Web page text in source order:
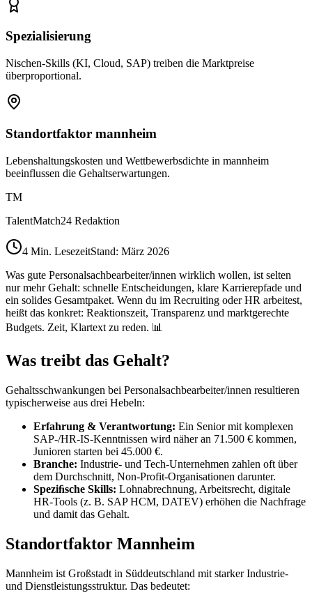
Spezialisierung
Nischen-Skills (KI, Cloud, SAP) treiben die Marktpreise
überproportional.
Standortfaktor mannheim
Lebenshaltungskosten und Wettbewerbsdichte in mannheim
beeinflussen die Gehaltserwartungen.
TM
TalentMatch24 Redaktion
4 Min. LesezeitStand: März 2026
Was gute Personalsachbearbeiter/innen wirklich wollen, ist selten
nur mehr Gehalt: schnelle Entscheidungen, klare Karrierepfade und
ein solides Gesamtpaket. Wenn du im Recruiting oder HR arbeitest,
heißt das konkret: Reaktionszeit, Transparenz und marktgerechte
Budgets. Zeit, Klartext zu reden. 📊
Was treibt das Gehalt?
Gehaltsschwankungen bei Personalsachbearbeiter/innen resultieren
typischerweise aus drei Hebeln:
Erfahrung & Verantwortung: Ein Senior mit komplexen
SAP-/HR-IS-Kenntnissen wird näher an 71.500 € kommen,
Junioren starten bei 45.000 €.
Branche: Industrie- und Tech-Unternehmen zahlen oft über
dem Durchschnitt, Non-Profit-Organisationen darunter.
Speziﬁsche Skills: Lohnabrechnung, Arbeitsrecht, digitale
HR-Tools (z. B. SAP HCM, DATEV) erhöhen die Nachfrage
und damit das Gehalt.
Standortfaktor Mannheim
Mannheim ist Großstadt in Süddeutschland mit starker Industrie-
und Dienstleistungsstruktur. Das bedeutet: